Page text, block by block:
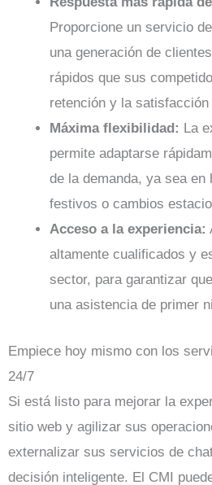
Proporcione un servicio
una generación de
rápidos que sus
retención y la
Máxima flexibilidad: La
permite adaptarse
de la demanda, ya sea en
festivos o cambios
Acceso a la experiencia:
altamente cualificados y
sector, para garantizar
una asistencia de primer
Empiece hoy mismo con los
24/7
Si está listo para mejorar la
sitio web y agilizar sus
externalizar sus servicios de
decisión inteligente. El CMI